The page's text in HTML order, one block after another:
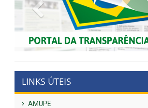
Previous
LINKS ÚTEIS
AMUPE